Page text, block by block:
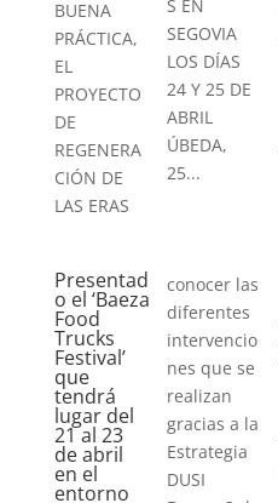
BUENA
PRÁCTICA,
EL
PROYECTO
DE
REGENERA
CIÓN DE
LAS ERAS
S EN
SEGOVIA
LOS DÍAS
24 Y 25 DE
ABRIL
ÚBEDA,
25...
Presentad
o el ‘Baeza
Food
Trucks
Festival’
que
tendrá
lugar del
21 al 23
de abril
en el
entorno
conocer las
diferentes
intervencio
nes que se
realizan
gracias a la
Estrategia
DUSI